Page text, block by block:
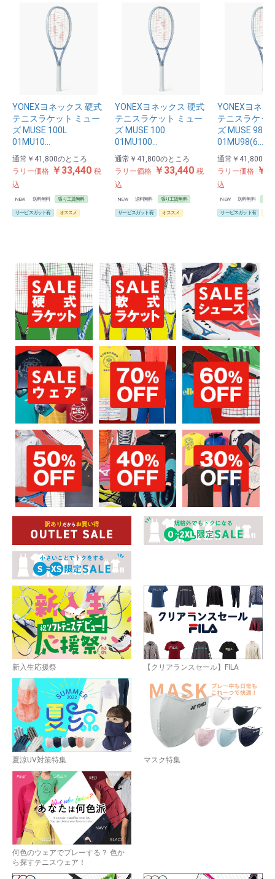
お買い物を続ける カートへ進む
YONEXヨネックス 硬式
テニスラケット ミュー
ズ MUSE 100L
01MU10…
通常 ￥41,800のところ
ラリー価格 ￥33,440 税
込
NEW 送料無料 張り工賃無料
サービスガット有 オススメ
YONEXヨネックス 硬式
テニスラケット ミュー
ズ MUSE 100
01MU100…
通常 ￥41,800のところ
ラリー価格 ￥33,440税
込
NEW 送料無料 張り工賃無料
サービスガット有 オススメ
YONEXヨネッ
テニスラケッ
ズ MUSE 98
01MU98(6…
通常 ￥41,800
ラリー価格 ￥
込
NEW 送料無料
サービスガット有
新入生応援祭 【クリアランスセール】FILA
夏涼UV対策特集 マスク特集
何色のウェアでプレーする？ 色か
ら探すテニスウェア！